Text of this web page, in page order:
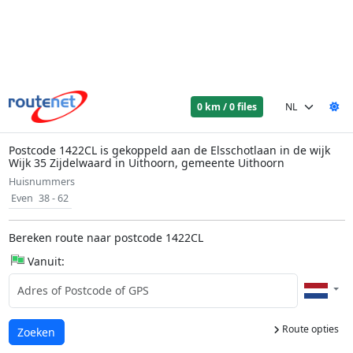
0 km / 0 files
Postcode 1422CL is gekoppeld aan de Elsschotlaan in de wijk
Wijk 35 Zijdelwaard in Uithoorn, gemeente Uithoorn
Huisnummers
Even 38 - 62
Bereken route naar postcode 1422CL
Vanuit:
Route opties
Laden...
Zoeken